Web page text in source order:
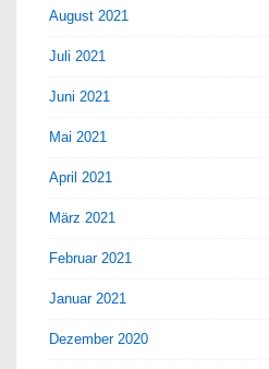
August 2021
Juli 2021
Juni 2021
Mai 2021
April 2021
März 2021
Februar 2021
Januar 2021
Dezember 2020